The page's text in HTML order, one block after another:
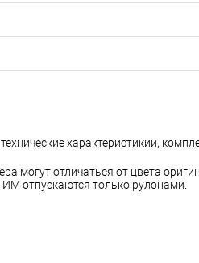
характеристикии,
могут отличаться от цвета
отпускаются только рулонами.